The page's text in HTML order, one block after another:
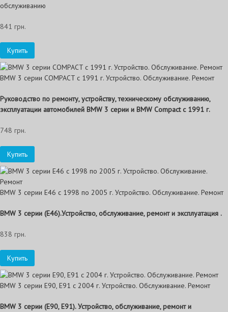
обслуживанию
841 грн.
Купить
BMW 3 серии COMPACT c 1991 г. Устройство. Обслуживание. Ремонт
Руководство по ремонту, устройству, техническому обслуживанию,
эксплуатации автомобилей BMW 3 серии и BMW Compact с 1991 г.
748 грн.
Купить
BMW 3 серии E46 с 1998 по 2005 г. Устройство. Обслуживание. Ремонт
BMW 3 серии (E46).Устройство, обслуживание, ремонт и эксплуатация .
838 грн.
Купить
BMW 3 серии E90, E91 с 2004 г. Устройство. Обслуживание. Ремонт
BMW 3 серии (E90, E91). Устройство, обслуживание, ремонт и